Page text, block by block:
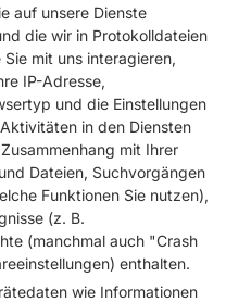
auf unsere Dienste
die wir in Protokolldateien
mit uns interagieren,
IP-Adresse,
und die Einstellungen
in den Diensten
mit Ihrer
Dateien, Suchvorgängen
Funktionen Sie nutzen),
(z. B.
(manchmal auch "Crash
enthalten.
wie Informationen